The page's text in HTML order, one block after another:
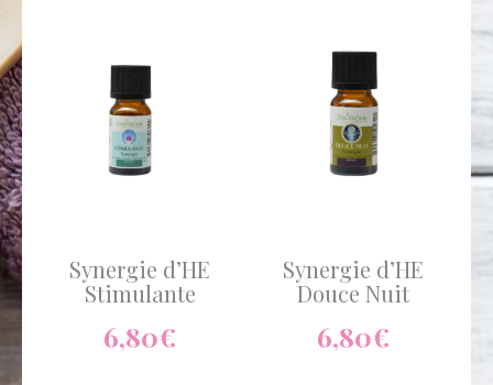
Synergie d’HE
Stimulante
6,80€
Synergie d’HE
Douce Nuit
6,80€